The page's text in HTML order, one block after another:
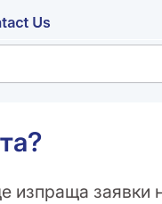
изпраща заявки